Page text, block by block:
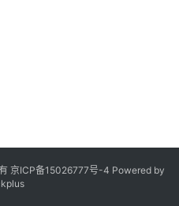
京ICP备15026777号-4 Powered by